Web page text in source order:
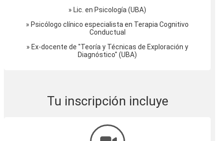
» Lic. en Psicología (UBA)
» Psicólogo clínico especialista en Terapia Cognitivo
Conductual
» Ex-docente de "Teoría y Técnicas de Exploración y
Diagnóstico" (UBA)
Tu inscripción incluye